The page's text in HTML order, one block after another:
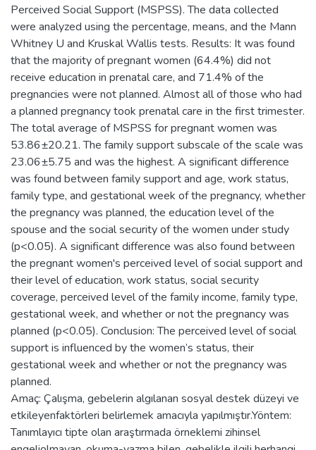
Perceived Social Support (MSPSS). The data collected
were analyzed using the percentage, means, and the Mann
Whitney U and Kruskal Wallis tests. Results: It was found
that the majority of pregnant women (64.4%) did not
receive education in prenatal care, and 71.4% of the
pregnancies were not planned. Almost all of those who had
a planned pregnancy took prenatal care in the first trimester.
The total average of MSPSS for pregnant women was
53.86±20.21. The family support subscale of the scale was
23.06±5.75 and was the highest. A significant difference
was found between family support and age, work status,
family type, and gestational week of the pregnancy, whether
the pregnancy was planned, the education level of the
spouse and the social security of the women under study
(p<0.05). A significant difference was also found between
the pregnant women's perceived level of social support and
their level of education, work status, social security
coverage, perceived level of the family income, family type,
gestational week, and whether or not the pregnancy was
planned (p<0.05). Conclusion: The perceived level of social
support is influenced by the women’s status, their
gestational week and whether or not the pregnancy was
planned.
Amaç: Çalışma, gebelerin algılanan sosyal destek düzeyi ve
etkileyenfaktörleri belirlemek amacıyla yapılmıştır.Yöntem:
Tanımlayıcı tipte olan araştırmada örneklemi zihinsel